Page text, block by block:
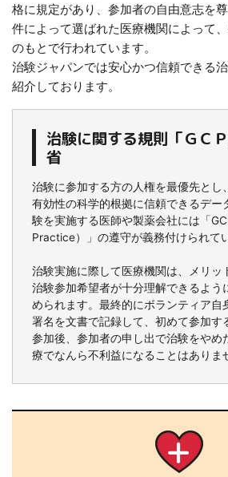
格に規定があり、参加者の自由意志を
件によって選ばれた医療機関によって
のもとで行われています。
治験ジャパンでは安心かつ信頼できる
紹介しております。
治験に関する規則「ＧＣ
省
治験に参加する方の人権を最優先とし
有効性の科学的根拠に信頼できるデー
験を実施する医師や製薬会社には「
Practice）」の遵守が義務付けられて
治験実施に際して医療機関は、メリッ
治験参加希望者が十分理解できるよう
められます。最終的にボランティア自
署名を文書で記録して、初めて参加す
参加後、参加者の申し出で治験をやめ
療でなんら不利益になることはありま